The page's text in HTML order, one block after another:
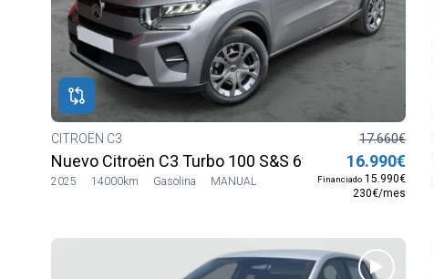
CITROËN C3
Nuevo Citroën C3 Turbo 100 S&S 6v MAX
2025 14000km Gasolina MANUAL
17.660€
16.990€
Financiado 15.990€
230€/mes